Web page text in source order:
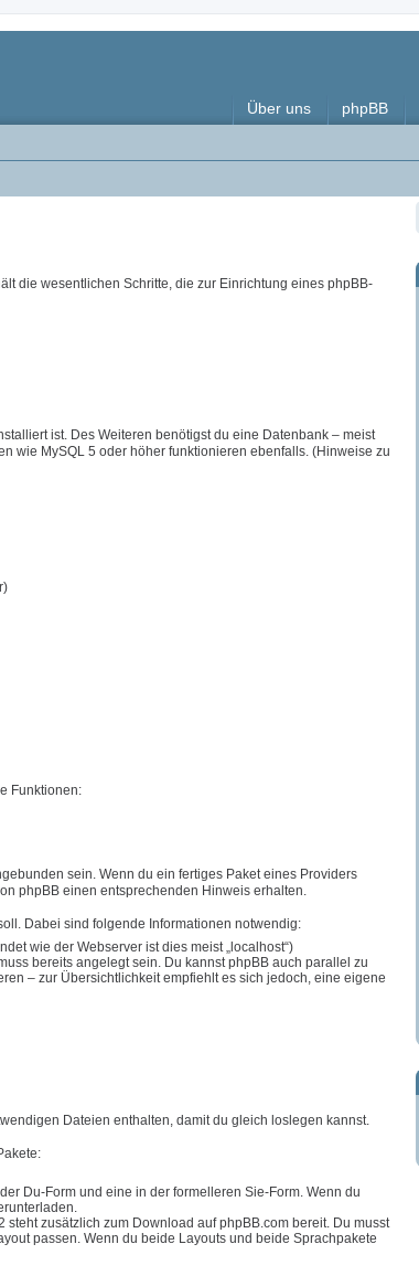
Über uns phpBB
die wesentlichen Schritte, die zur Einrichtung eines phpBB-
ist. Des Weiteren benötigst du eine Datenbank – meist
wie MySQL 5 oder höher funktionieren ebenfalls. (Hinweise zu
Funktionen:
sein. Wenn du ein fertiges Paket eines Providers
phpBB einen entsprechenden Hinweis erhalten.
Dabei sind folgende Informationen notwendig:
wie der Webserver ist dies meist „localhost“)
bereits angelegt sein. Du kannst phpBB auch parallel zu
– zur Übersichtlichkeit empfiehlt es sich jedoch, eine eigene
Dateien enthalten, damit du gleich loslegen kannst.
Du-Form und eine in der formelleren Sie-Form. Wenn du
steht zusätzlich zum Download auf phpBB.com bereit. Du musst
passen. Wenn du beide Layouts und beide Sprachpakete